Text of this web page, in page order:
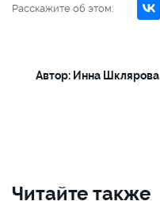
Расскажите об этом:
Автор: Инна Шклярова
Читайте также